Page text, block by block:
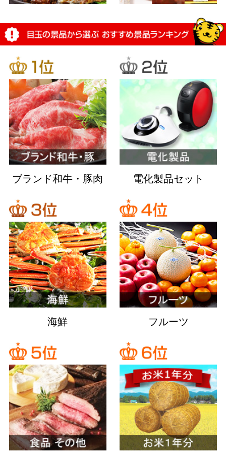
ブランド和牛・豚肉 電化製品セット
海鮮 フルーツ